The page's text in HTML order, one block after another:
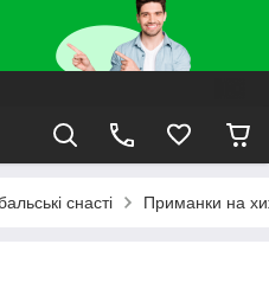
снасті Приманки на